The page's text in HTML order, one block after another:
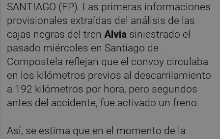
SANTIAGO (EP). Las primeras informaciones
provisionales extraídas del análisis de las
cajas negras del tren Alvia siniestrado el
pasado miércoles en Santiago de
Compostela reflejan que el convoy circulaba
en los kilómetros previos al descarrilamiento
a 192 kilómetros por hora, pero segundos
antes del accidente, fue activado un freno.
Así, se estima que en el momento de la